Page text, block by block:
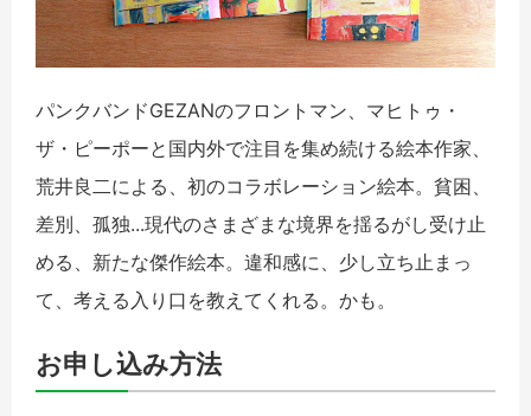
パンクバンドGEZANのフロントマン、マヒトゥ・
ザ・ピーポーと国内外で注目を集め続ける絵本作家、
荒井良二による、初のコラボレーション絵本。貧困、
差別、孤独...現代のさまざまな境界を揺るがし受け止
める、新たな傑作絵本。違和感に、少し立ち止まっ
て、考える入り口を教えてくれる。かも。
お申し込み方法